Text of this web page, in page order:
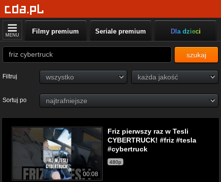
MENU Filmy premium Seriale premium Dla dzieci
szukaj
Filtruj
Sortuj po
00:08
Friz pierwszy raz w Tesli
CYBERTRUCK! #friz #tesla
#cybertruck
480p